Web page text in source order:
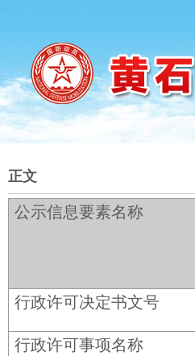
正文
公示信息要素名称
行政许可决定书文号
行政许可事项名称